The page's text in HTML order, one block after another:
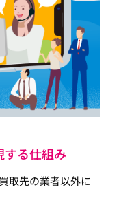
する仕組み
取先の業者以外に